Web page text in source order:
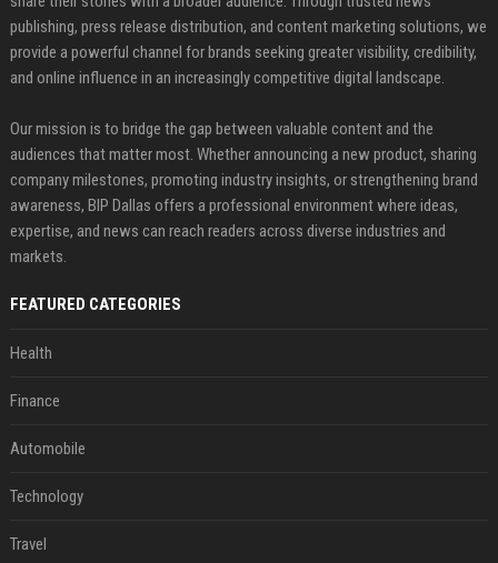
publishing, press release distribution, and content marketing solutions, we
provide a powerful channel for brands seeking greater visibility, credibility,
and online influence in an increasingly competitive digital landscape.
Our mission is to bridge the gap between valuable content and the
audiences that matter most. Whether announcing a new product, sharing
company milestones, promoting industry insights, or strengthening brand
awareness, BIP Dallas offers a professional environment where ideas,
expertise, and news can reach readers across diverse industries and
markets.
FEATURED CATEGORIES
Health
Finance
Automobile
Technology
Travel